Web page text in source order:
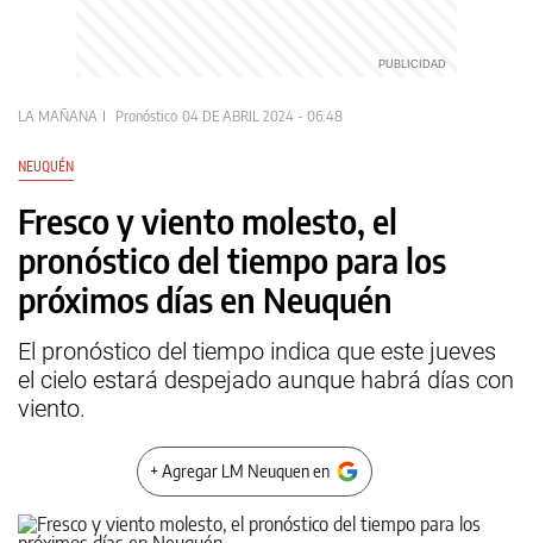
LA MAÑANA Pronóstico 04 DE ABRIL 2024 - 06:48
NEUQUÉN
Fresco y viento molesto, el
pronóstico del tiempo para los
próximos días en Neuquén
El pronóstico del tiempo indica que este jueves
el cielo estará despejado aunque habrá días con
viento.
+ Agregar LM Neuquen en